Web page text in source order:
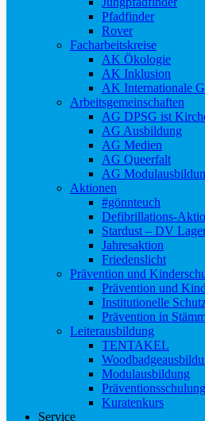
Pfadfinder
Rover
Facharbeitskreise
AK Ökologie
AK Inklusion
AK Internationale
Arbeitsgemeinschaften
AG DPSG ist
AG Ausbildung
AG Medien
AG Queerfalt
AG
Aktionen
#gönnteuch
Defibrillations-
Stardust – DV
Jahresaktion
Friedenslicht
Prävention und
Prävention und
Institutionelle
Prävention in
Leiterausbildung
TENTAKEL
Modulausbildung
Kuratenkurs
Service